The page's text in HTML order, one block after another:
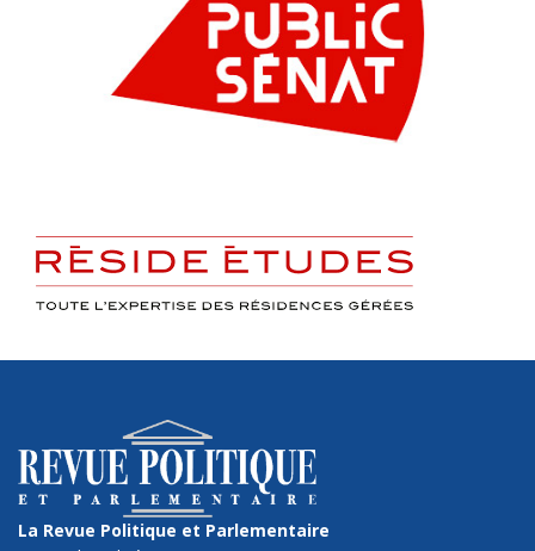
La Revue Politique et Parlementaire